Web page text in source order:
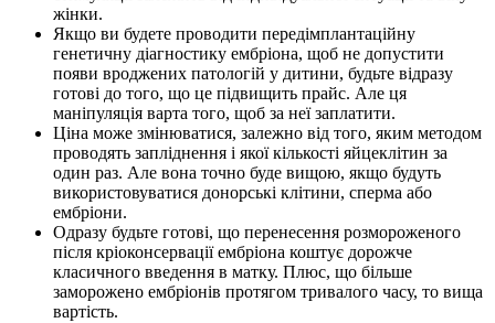
жінки.
Якщо ви будете проводити передімплантаційну
генетичну діагностику ембріона, щоб не допустити
появи вроджених патологій у дитини, будьте відразу
готові до того, що це підвищить прайс. Але ця
маніпуляція варта того, щоб за неї заплатити.
Ціна може змінюватися, залежно від того, яким методом
проводять запліднення і якої кількості яйцеклітин за
один раз. Але вона точно буде вищою, якщо будуть
використовуватися донорські клітини, сперма або
ембріони.
Одразу будьте готові, що перенесення розмороженого
після кріоконсервації ембріона коштує дорожче
класичного введення в матку. Плюс, що більше
заморожено ембріонів протягом тривалого часу, то вища
вартість.